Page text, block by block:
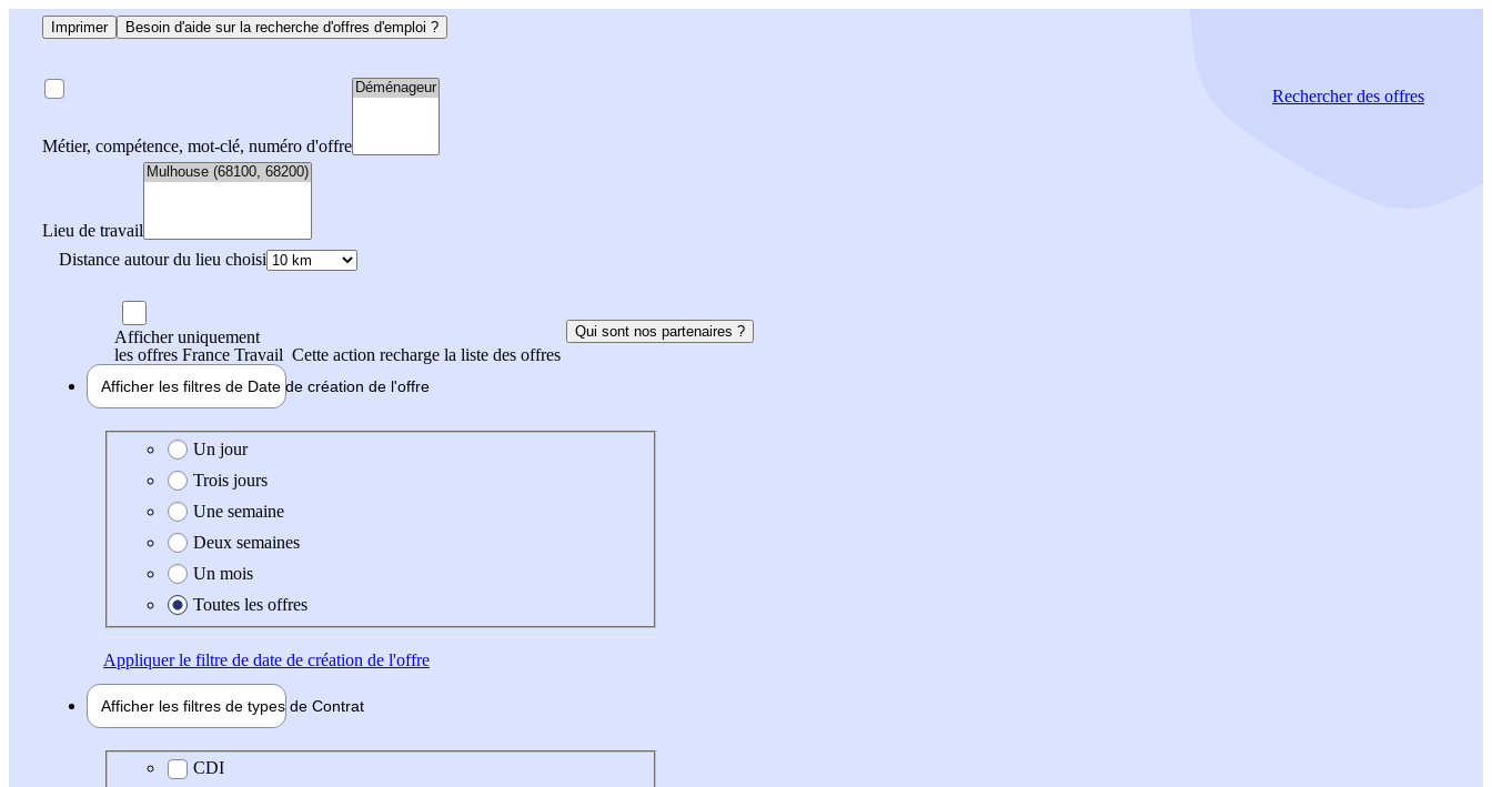
Imprimer Besoin d'aide sur la recherche d'offres d'emploi ?
Métier, compétence, mot-clé, numéro d'offre
Lieu de travail
Distance autour du lieu choisi
Rechercherdes offres
Afficher uniquement
les offres France Travail Cette action recharge la liste des offres
Qui sont nos partenaires ?
Afficher les filtres de Date de création de l'offre
Date de création de l'offre
Un jour
Trois jours
Une semaine
Deux semaines
Un mois
Toutes les offres
Appliquerle filtre de date de création de l'offre
Afficher les filtres de types de Contrat
Type de contrat
CDI